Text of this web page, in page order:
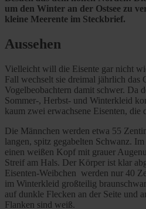
um den Winter an der Ostsee zu
kleine Meerente im Steckbrief.
Aussehen
Vielleicht will die Eisente gar nicht
Fall wechselt sie dreimal jährlich das
Vogelbeobachtern damit schwer. Da
Sommer-, Herbst- und Winterkleid
kaum zwei erwachsene Eisenten, die
Die Männchen werden etwa 55
langen, spitz gegabelten Schwanz.
einen weißen Kopf mit grauer
Streif am Hals. Der Körper ist klar
Eisenten-Weibchen werden nur 40
im Winterkleid großteilig
auf dunkle Flecken an der Seite und
Flanken sind weiß.